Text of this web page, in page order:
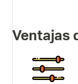
Ventajas